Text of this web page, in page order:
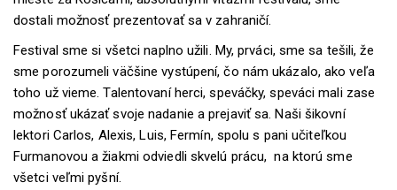
dostali možnosť prezentovať sa v zahraničí.
Festival sme si všetci naplno užili. My, prváci, sme sa tešili, že
sme porozumeli väčšine vystúpení, čo nám ukázalo, ako veľa
toho už vieme. Talentovaní herci, speváčky, speváci mali zase
možnosť ukázať svoje nadanie a prejaviť sa. Naši šikovní
lektori Carlos, Alexis, Luis, Fermín, spolu s pani učiteľkou
Furmanovou a žiakmi odviedli skvelú prácu, na ktorú sme
všetci veľmi pyšní.